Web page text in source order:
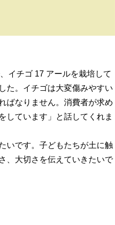
イチゴ 17 アールを栽培して
た。イチゴは大変傷みやすい
ばなりません。消費者が求め
しています」と話してくれま
いです。子どもたちが土に触
、大切さを伝えていきたいで